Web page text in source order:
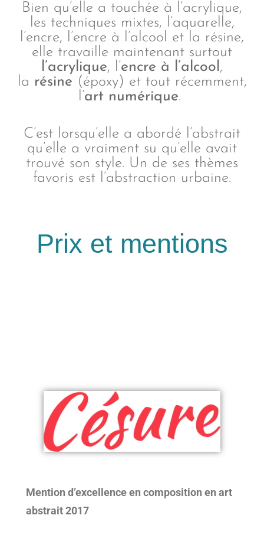
Bien qu’elle a touchée à l’acrylique,
les techniques mixtes, l’aquarelle,
l’encre, l’encre à l’alcool et la résine,
elle travaille maintenant surtout
l’acrylique, l’encre à l’alcool,
la résine (époxy) et tout récemment,
l’art numérique.
C’est lorsqu’elle a abordé l’abstrait
qu’elle a vraiment su qu’elle avait
trouvé son style. Un de ses thèmes
favoris est l’abstraction urbaine.
Prix et mentions
Mention d’excellence en composition en art
abstrait 2017